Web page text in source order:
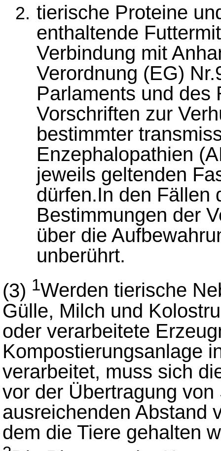
tierische Proteine
enthaltende
Verbindung mit
Verordnung (EG)
Parlaments und des
Vorschriften zur
bestimmter
Enzephalopathien
jeweils geltenden
dürfen.In den Fällen
Bestimmungen der
über die
unberührt.
(3) 1Werden tierische
Gülle, Milch und
oder verarbeitete
Kompostierungsanlage
verarbeitet, muss sich
vor der Übertragung
ausreichenden Abstand
dem die Tiere gehalten